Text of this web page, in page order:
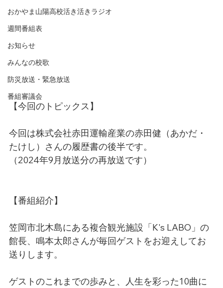
おかやま山陽高校活き活きラジオ
週間番組表
お知らせ
みんなの校歌
防災放送・緊急放送
番組審議会
【今回のトピックス】
今回は株式会社赤田運輸産業の赤田健（あかだ・
たけし）さんの履歴書の後半です。
（2024年9月放送分の再放送です）
【番組紹介】
笠岡市北木島にある複合観光施設「K's LABO」の
館長、鳴本太郎さんが毎回ゲストをお迎えしてお
送りします。
ゲストのこれまでの歩みと、人生を彩った10曲に